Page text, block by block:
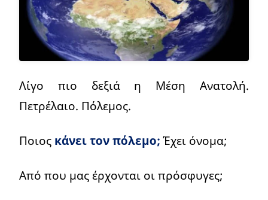
Λίγο πιο δεξιά η Μέση Ανατολή.
Πετρέλαιο. Πόλεμος.
Ποιος κάνει τον πόλεμο;Έχει όνομα;
Από που μας έρχονται οι πρόσφυγες;